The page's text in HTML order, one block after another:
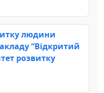
людини
“Відкритий
розвитку